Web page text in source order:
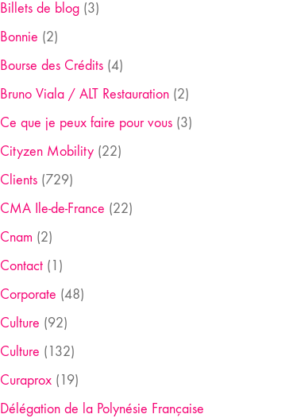
Billets de blog(3)
Bonnie (2)
Bourse des Crédits(4)
Bruno Viala / ALT Restauration(2)
Ce que je peux faire pour vous(3)
Cityzen Mobility(22)
Clients(729)
CMA Ile-de-France (22)
Cnam (2)
Contact(1)
Corporate (48)
Culture (92)
Culture (132)
Curaprox(19)
Délégation de la Polynésie Française